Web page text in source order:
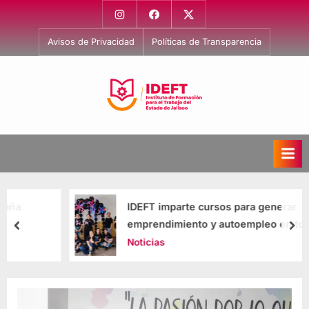
Avisos de Privacidad Políticas de Transparencia
i
t
u
d
para
IDEFT imparte cursos para generar
emprendimiento y autoempleo en todo
Jalisco
Noticias